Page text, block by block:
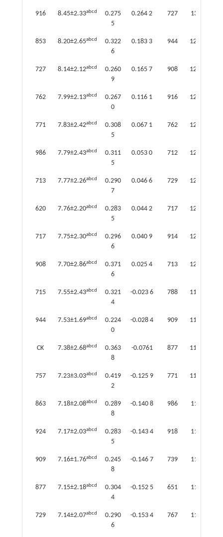
916 8.45±2.33abcd
0.275
5
0.264 2 727 13.22±2.60
853 8.20±2.65abcd
0.322
6
0.183 3 944 12.76±3.00
727 8.14±2.12abcd
0.260
9
0.165 7 908 12.50±4.35
762 7.99±2.13abcd
0.267
0
0.116 1 916 12.48±2.77
771 7.83±2.42abcd
0.308
5
0.067 1 762 12.35±2.82
986 7.79±2.43abcd
0.311
5
0.053 0 712 12.29±2.04
713 7.77±2.26abcd
0.290
7
0.046 6 729 12.26±2.94
620 7.76±2.20abcd
0.283
5
0.044 2 717 12.07±2.72
717 7.75±2.30abcd
0.296
6
0.040 9 914 12.06±3.57
908 7.70±2.86abcd
0.371
6
0.025 4 713 12.05±2.75
715 7.55±2.43abcd
0.321
4
-0.023 6 788 11.92±3.28
944 7.53±1.69abcd
0.224
0
-0.028 4 909 11.90±3.09
CK 7.38±2.68abcd
0.363
8
-0.0761 877 11.83±2.49
757 7.23±3.03abcd
0.419
2
-0.125 9 771 11.80±3.82
863 7.18±2.08abcd
0.289
8
-0.140 8 986 11.72±4.14
924 7.17±2.03abcd
0.283
5
-0.143 4 918 11.71±2.67
909 7.16±1.76abcd
0.245
8
-0.146 7 739 11.67±3.04
877 7.15±2.18abcd
0.304
4
-0.152 5 651 11.66±4.10
729 7.14±2.07abcd
0.290
6
-0.153 4 767 11.58±2.54